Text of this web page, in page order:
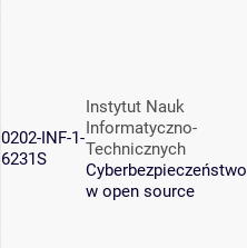
0202-INF-1-
6231S
Instytut Nauk
Informatyczno-
Technicznych
Cyberbezpieczeństwo
w open source